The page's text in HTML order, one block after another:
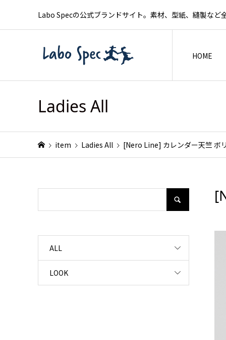
Labo Specの公式ブランドサイト。素材、型紙、縫製など
HOME
Ladies All
item Ladies All [Nero Line] カレンダー天竺 ボ
ALL
LOOK